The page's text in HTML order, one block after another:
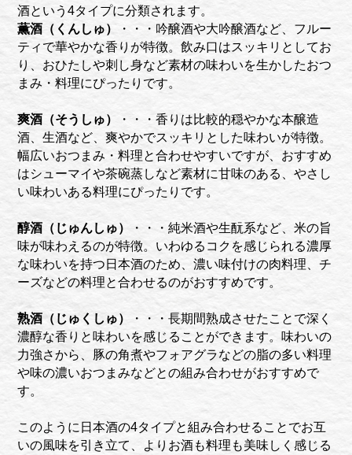
酒という4タイプに分類されます。
薫酒（くんしゅ）
・・・吟醸酒や大吟醸酒など、フルー
ティで華やかな香りが特徴。飲み口はスッキリとしてお
り、おひたしや刺し身など素材の味わいを生かしたおつ
まみ・料理にぴったりです。
爽酒（そうしゅ）
・・・香りは比較的穏やかな本醸造
酒、生酒など、爽やかでスッキリとした味わいが特徴。
幅広いおつまみ・料理と合わせやすいですが、おすすめ
はシューマイや茶碗蒸しなど素材に甘味のある、やさし
い味わいある料理にぴったりです。
醇酒（じゅんしゅ）
・・・純米酒や生酛系など、米の旨
味が味わえるのが特徴。いわゆるコクを感じられる濃厚
な味わいを持つ日本酒のため、濃い味付けの肉料理、チ
ーズなどの料理と合わせるのがおすすめです。
熟酒（じゅくしゅ）
・・・長期間熟成させたことで深く
濃醇な香りと味わいを感じることができます。味わいの
力強さから、豚の角煮やフォアグラなどの脂の多い料理
や味の濃いおつまみなどとの組み合わせがおすすめで
す。
このように日本酒の4タイプと組み合わせることでお互
いの風味を引き立て、よりお酒も料理も美味しく感じる